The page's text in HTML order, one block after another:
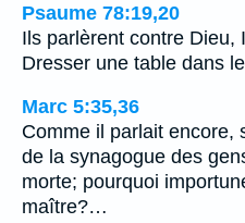
Psaume 78:19,20
Ils parlèrent contre Dieu,
Dresser une table dans
Marc 5:35,36
Comme il parlait encore,
de la synagogue des
morte; pourquoi
maître?…